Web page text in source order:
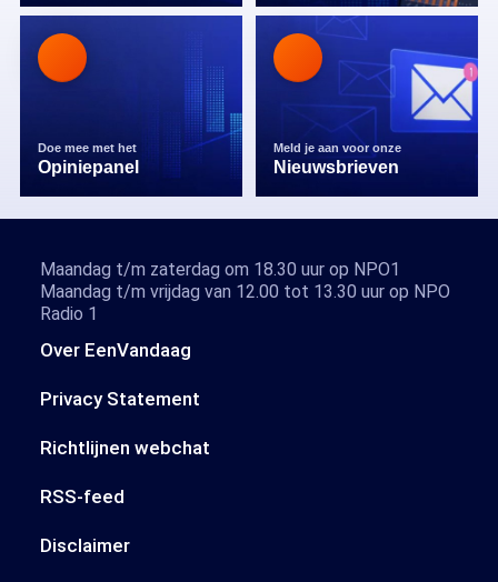
Doe mee met het
Opiniepanel
Meld je aan voor onze
Nieuwsbrieven
Over EenVandaag
Privacy Statement
Richtlijnen webchat
RSS-feed
Disclaimer
Maandag t/m zaterdag om 18.30 uur op NPO1
Maandag t/m vrijdag van 12.00 tot 13.30 uur op NPO
Radio 1